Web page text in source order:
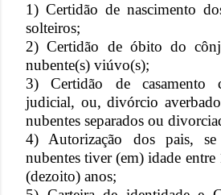
1) Certidão de nascimento
solteiros;
2) Certidão de óbito do
nubente(s) viúvo(s);
3) Certidão de casamento
judicial, ou, divórcio
nubentes separados ou
4) Autorização dos pais,
nubentes tiver (em) idade entre
(dezoito) anos;